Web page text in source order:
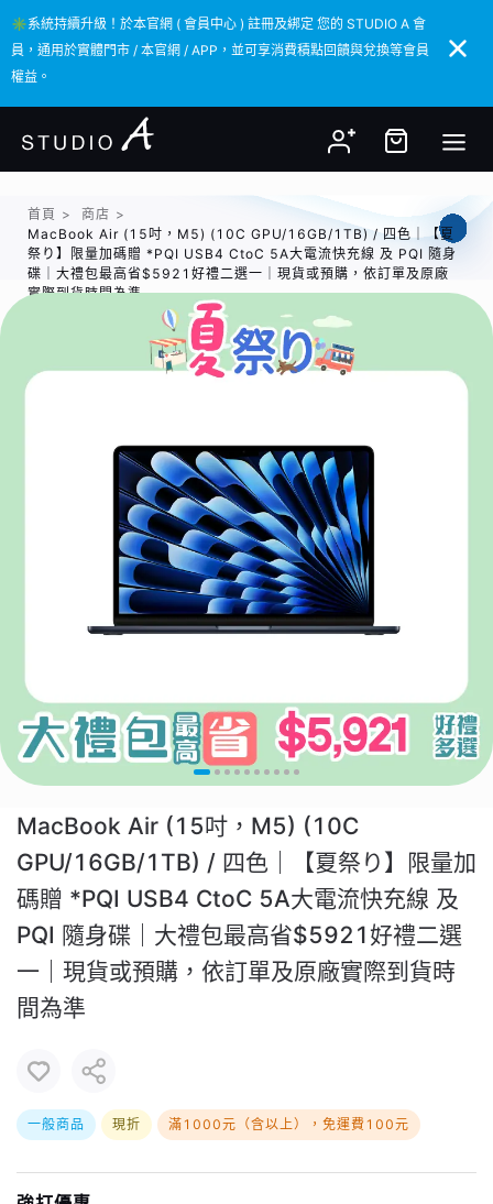
✳️系統持續升級！於本官網 ( 會員中心 ) 註冊及綁定 您的 STUDIO A 會
員，通用於實體門市 / 本官網 / APP，並可享消費積點回饋與兌換等會員
權益。
✳️系統持續升級！於本官網 ( 會員中心 ) 註冊及綁定 您的 STUDIO A 會
員，通用於實體門市 / 本官網 / APP，並可享消費積點回饋與兌換等會員
權益。
首頁 > 商店 >
MacBook Air (15吋，M5) (10C GPU/16GB/1TB) / 四色｜【夏
祭り】限量加碼贈 *PQI USB4 CtoC 5A大電流快充線 及 PQI 隨身
碟｜大禮包最高省$5921好禮二選一｜現貨或預購，依訂單及原廠
實際到貨時間為準
MacBook Air (15吋，M5) (10C
GPU/16GB/1TB) / 四色｜【夏祭り】限量加
碼贈 *PQI USB4 CtoC 5A大電流快充線 及
PQI 隨身碟｜大禮包最高省$5921好禮二選
一｜現貨或預購，依訂單及原廠實際到貨時
間為準
一般商品 現折 滿1000元（含以上），免運費100元